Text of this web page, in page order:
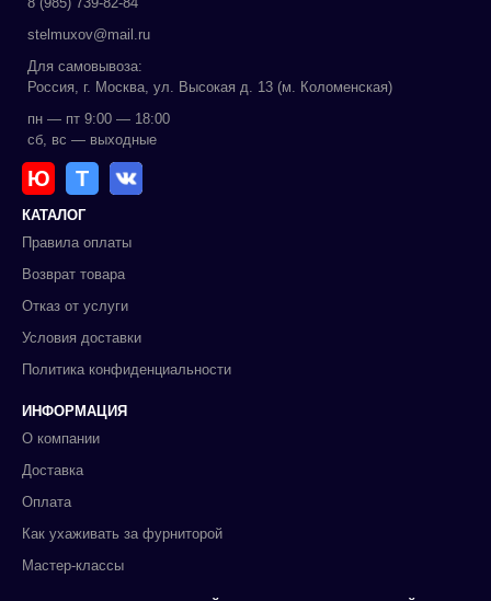
stelmuxov@mail.ru
Для самовывоза:
Россия, г. Москва, ул. Высокая д. 13 (м. Коломенская)
пн — пт 9:00 — 18:00
сб, вс — выходные
Ю Т
КАТАЛОГ
Правила оплаты
Возврат товара
Отказ от услуги
Условия доставки
Политика конфиденциальности
ИНФОРМАЦИЯ
О компании
Доставка
Оплата
Как ухаживать за фурниторой
Мастер-классы